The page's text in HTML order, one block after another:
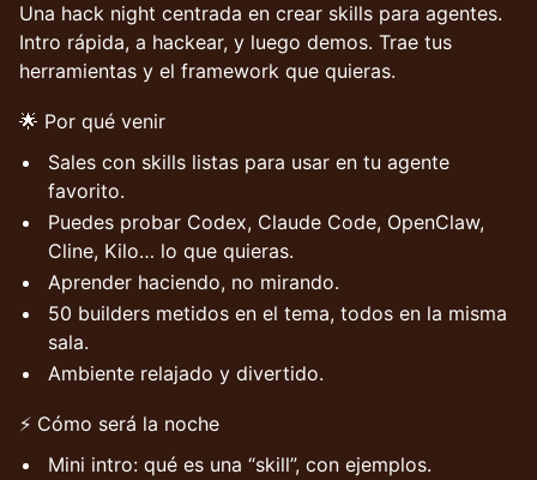
Una hack night centrada en crear skills para agentes.
Intro rápida, a hackear, y luego demos. Trae tus
herramientas y el framework que quieras.
🌟 Por qué venir
Sales con skills listas para usar en tu agente
favorito.
Puedes probar Codex, Claude Code, OpenClaw,
Cline, Kilo… lo que quieras.
Aprender haciendo, no mirando.
50 builders metidos en el tema, todos en la misma
sala.
Ambiente relajado y divertido.
⚡ Cómo será la noche
Mini intro: qué es una “skill”, con ejemplos.